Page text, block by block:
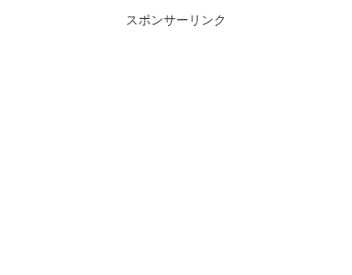
うになった。加山雄三さんが歌う
の1stアルバムでの1位獲得は11年
スポンサーリンク